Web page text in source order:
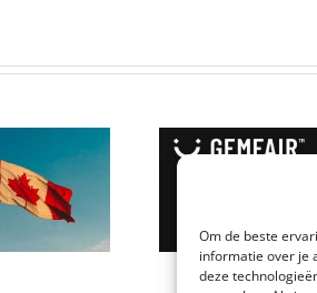
Om de beste
informatie over je
deze
GemFair:
heeft De
Beers de fair
trade
diamant